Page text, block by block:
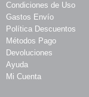
Condiciones de Uso
Gastos Envío
Política Descuentos
Métodos Pago
Devoluciones
Ayuda
Mi Cuenta